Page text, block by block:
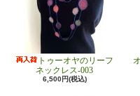
トゥーオヤのリーフ
ネックレス-003
6,500円(税込)